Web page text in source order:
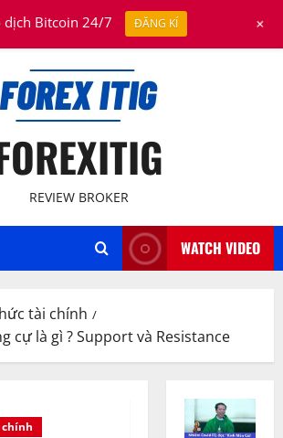
August 7, 2026
REVIEW BROKER
WATCH VIDEO
tài chính
cự là gì ? Support và Resistance
dịch Bitcoin 24/7 ĐĂNG KÍ +